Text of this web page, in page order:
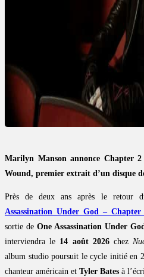
Marilyn Manson annonce Chapter
Wound, premier extrait d’un disque
Près de deux ans après le retour
Assassination Under God – Chapter
sortie de One Assassination Under
interviendra le 14 août 2026chez
album studio poursuit le cycle initié en
chanteur américain et Tyler Bates à